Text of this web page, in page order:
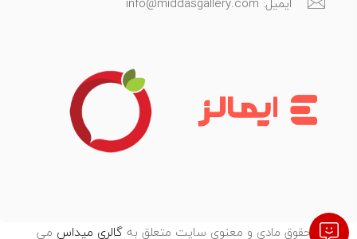
تمامی حقوق مادی و معنوی سایت متعلق بهگالری میداس می